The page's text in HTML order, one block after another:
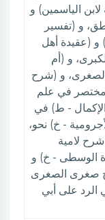
الياسمين) و
و (تفسير
(عقيدة أهل
و (أم
و (شرح
في علم
- ط) في
- خ) نحو،
لامية
الوسطى - خ) و
صغرى الصغرى
الرد على أبي